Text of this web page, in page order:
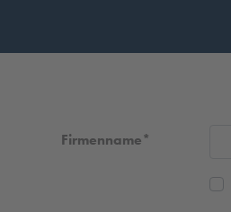
Firmenname